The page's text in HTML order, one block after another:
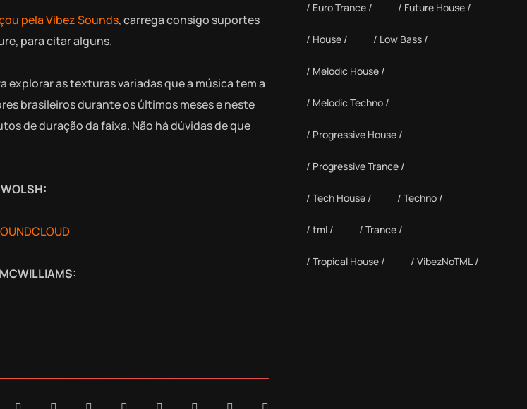
pela Vibez Sounds, carrega consigo suportes
para citar alguns.
as texturas variadas que a música tem a
brasileiros durante os últimos meses e neste
de duração da faixa. Não há dúvidas de que
Euro Trance Future House
House Low Bass
Melodic House
Melodic Techno
Progressive House
Progressive Trance
Tech House Techno
tml Trance
Tropical House VibezNoTML